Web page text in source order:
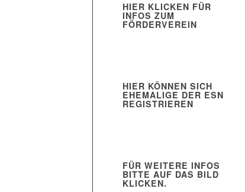
HIER KLICKEN FÜR
INFOS ZUM
FÖRDERVEREIN
HIER KÖNNEN SICH
EHEMALIGE DER ESN
REGISTRIEREN
FÜR WEITERE INFOS
BITTE AUF DAS BILD
KLICKEN.